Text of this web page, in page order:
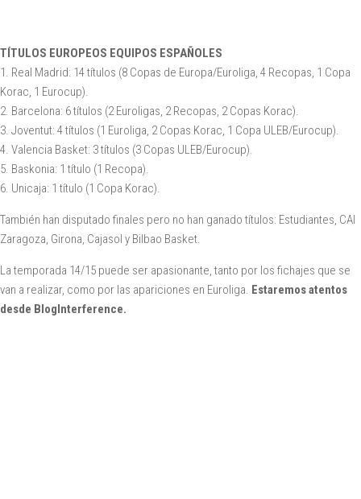
TÍTULOS EUROPEOS EQUIPOS ESPAÑOLES
1. Real Madrid: 14 títulos (8 Copas de Europa/Euroliga, 4 Recopas, 1 Copa
Korac, 1 Eurocup).
2. Barcelona: 6 títulos (2 Euroligas, 2 Recopas, 2 Copas Korac).
3. Joventut: 4 títulos (1 Euroliga, 2 Copas Korac, 1 Copa ULEB/Eurocup).
4. Valencia Basket: 3 títulos (3 Copas ULEB/Eurocup).
5. Baskonia: 1 título (1 Recopa).
6. Unicaja: 1 título (1 Copa Korac).
También han disputado finales pero no han ganado títulos: Estudiantes, CAI
Zaragoza, Girona, Cajasol y Bilbao Basket.
La temporada 14/15 puede ser apasionante, tanto por los fichajes que se
van a realizar, como por las apariciones en Euroliga. Estaremos atentos
desde BlogInterference.